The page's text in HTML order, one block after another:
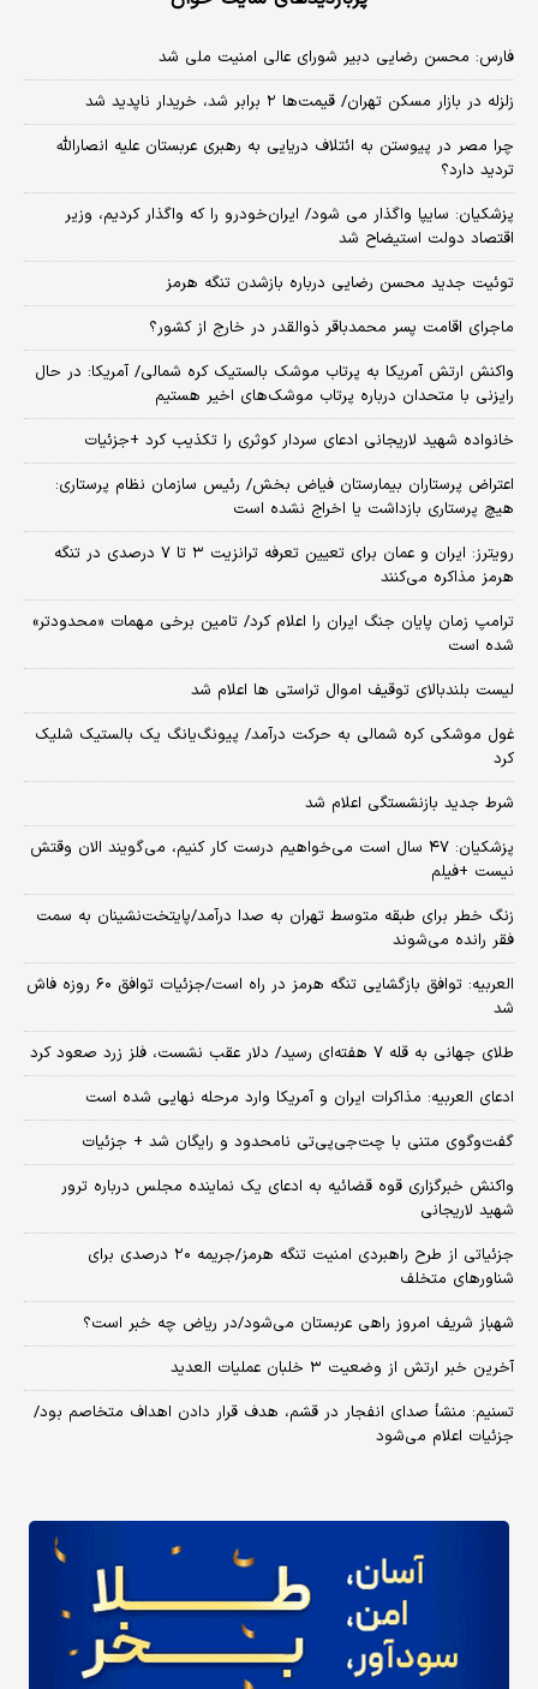
فارس: محسن رضایی دبیر شورای عالی امنیت ملی شد
زلزله در بازار مسکن تهران/ قیمت‌ها ۲ برابر شد، خریدار ناپدید شد
چرا مصر در پیوستن به ائتلاف دریایی به رهبری عربستان علیه انصارالله
تردید دارد؟
پزشکیان: سایپا واگذار می شود/ ایران‌خودرو را که واگذار کردیم، وزیر
اقتصاد دولت استیضاح شد
توئیت جدید محسن رضایی درباره بازشدن تنگه هرمز
ماجرای اقامت پسر محمدباقر ذوالقدر در خارج از کشور؟
واکنش ارتش آمریکا به پرتاب موشک بالستیک کره شمالی/ آمریکا: در حال
رایزنی با متحدان درباره پرتاب موشک‌های اخیر هستیم
خانواده شهید لاریجانی ادعای سردار کوثری را تکذیب کرد +جزئیات
اعتراض پرستاران بیمارستان فیاض بخش/ رئیس سازمان نظام پرستاری:
هیچ پرستاری بازداشت یا اخراج نشده است
رویترز: ایران و عمان برای تعیین تعرفه ترانزیت ۳ تا ۷ درصدی در تنگه
هرمز مذاکره می‌کنند
ترامپ زمان پایان جنگ ایران را اعلام کرد/ تامین برخی مهمات «محدودتر»
شده است
لیست بلندبالای توقیف اموال تراستی ها اعلام شد
غول موشکی کره شمالی به حرکت درآمد/ پیونگ‌یانگ یک بالستیک شلیک
کرد
شرط جدید بازنشستگی اعلام شد
پزشکیان: ۴۷ سال است می‌خواهیم درست کار کنیم، می‌گویند الان وقتش
نیست +فیلم
زنگ خطر برای طبقه متوسط تهران به صدا درآمد/پایتخت‌نشینان به سمت
فقر رانده می‌شوند
العربیه: توافق بازگشایی تنگه هرمز در راه است/جزئیات توافق ۶۰ روزه فاش
شد
طلای جهانی به قله ۷ هفته‌ای رسید/ دلار عقب نشست، فلز زرد صعود کرد
ادعای العربیه: مذاکرات ایران و آمریکا وارد مرحله نهایی شده است
گفت‌وگوی متنی با چت‌جی‌پی‌تی نامحدود و رایگان شد + جزئیات
واکنش خبرگزاری قوه قضائیه به ادعای یک نماینده مجلس درباره ترور
شهید لاریجانی
جزئیاتی از طرح راهبردی امنیت تنگه هرمز/جریمه ۲۰ درصدی برای
شناورهای متخلف
شهباز شریف امروز راهی عربستان می‌شود/در ریاض چه خبر است؟
آخرین خبر ارتش از وضعیت ۳ خلبان عملیات العدید
تسنیم: منشأ صدای انفجار در قشم، هدف قرار دادن اهداف متخاصم بود/
جزئیات اعلام می‌شود